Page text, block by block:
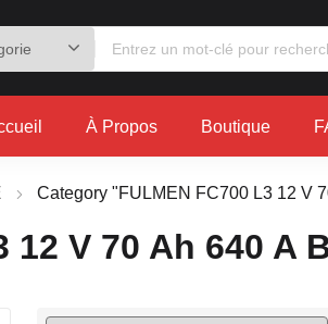
À Propos Boutique
Category "FULMEN FC700 L3 12 V
12 V 70 Ah 640 A